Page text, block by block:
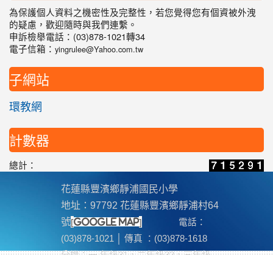
為保護個人資料之機密性及完整性，若您覺得您有個資被外洩
的疑慮，歡迎隨時與我們連繫。
申訴檢舉電話：(03)878-1021轉34
電子信箱： yingrulee@Yahoo.com.tw
子網站
環教網
計數器
總計：
花蓮縣豐濱鄉靜浦國民小學
地址：97792 花蓮縣豐濱鄉靜浦村64
號[google map]
電話：
(03)878-1021 │ 傳真 ：(03)878-1618